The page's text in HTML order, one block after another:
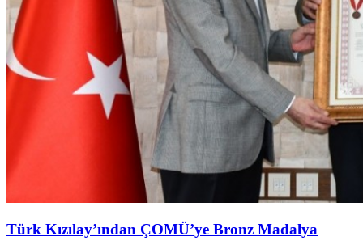
Türk Kızılay’ından ÇOMÜ’ye Bronz Madalya